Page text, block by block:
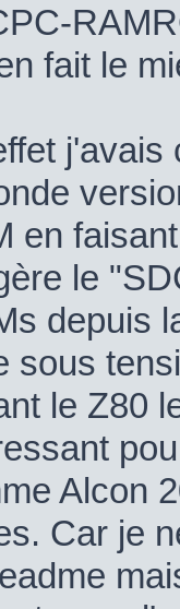
fait le
j'avais
en
le
depuis
sous
le Z80
Alcon
Car je